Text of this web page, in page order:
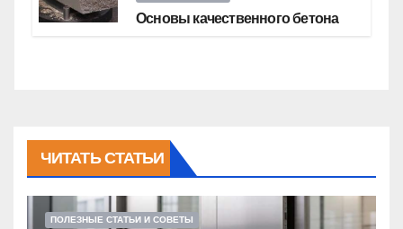
Основы качественного бетона
ЧИТАТЬ СТАТЬИ
ПОЛЕЗНЫЕ СТАТЬИ И СОВЕТЫ